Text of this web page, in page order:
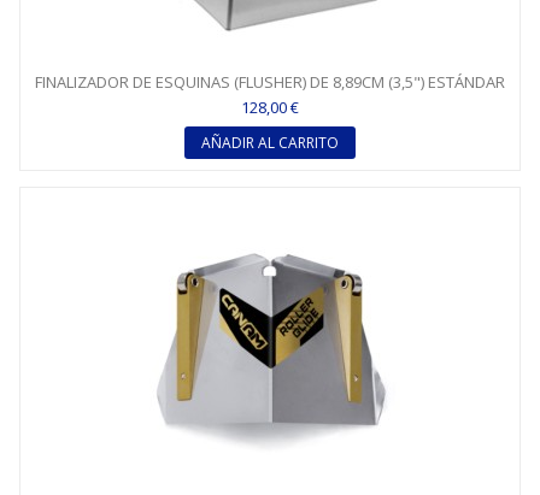
FINALIZADOR DE ESQUINAS (FLUSHER) DE 8,89CM (3,5") ESTÁNDAR
128,00 €
AÑADIR AL CARRITO